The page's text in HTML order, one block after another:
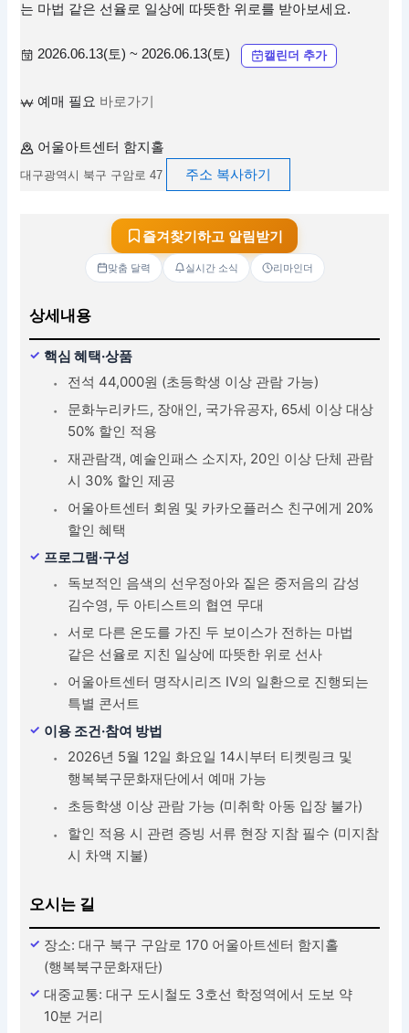
는 마법 같은 선율로 일상에 따뜻한 위로를 받아보세요.
2026.06.13(토) ~ 2026.06.13(토) 캘린더 추가
예매 필요 바로가기
어울아트센터 함지홀
대구광역시 북구 구암로 47 주소 복사하기
즐겨찾기하고 알림받기
맞춤 달력 실시간 소식 리마인더
상세내용
핵심 혜택·상품
전석 44,000원 (초등학생 이상 관람 가능)
문화누리카드, 장애인, 국가유공자, 65세 이상 대상
50% 할인 적용
재관람객, 예술인패스 소지자, 20인 이상 단체 관람
시 30% 할인 제공
어울아트센터 회원 및 카카오플러스 친구에게 20%
할인 혜택
프로그램·구성
독보적인 음색의 선우정아와 짙은 중저음의 감성
김수영, 두 아티스트의 협연 무대
서로 다른 온도를 가진 두 보이스가 전하는 마법
같은 선율로 지친 일상에 따뜻한 위로 선사
어울아트센터 명작시리즈 IV의 일환으로 진행되는
특별 콘서트
이용 조건·참여 방법
2026년 5월 12일 화요일 14시부터 티켓링크 및
행복북구문화재단에서 예매 가능
초등학생 이상 관람 가능 (미취학 아동 입장 불가)
할인 적용 시 관련 증빙 서류 현장 지참 필수 (미지참
시 차액 지불)
오시는 길
장소: 대구 북구 구암로 170 어울아트센터 함지홀
(행복북구문화재단)
대중교통: 대구 도시철도 3호선 학정역에서 도보 약
10분 거리